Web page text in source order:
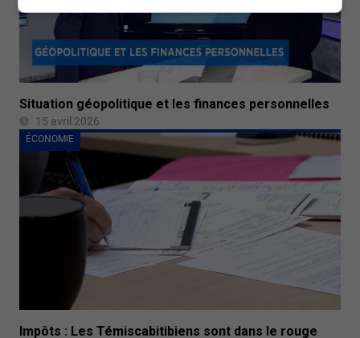
Situation géopolitique et les finances personnelles
15 avril 2026
ÉCONOMIE
Impôts : Les Témiscabitibiens sont dans le rouge